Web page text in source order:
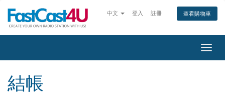
中文 登入 註冊 查看購物車
切換
結帳